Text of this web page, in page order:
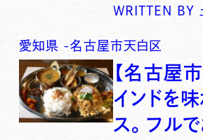
WRITTEN BY
愛知県 -名古屋市天白区
【名古屋
インドを
ス。フル